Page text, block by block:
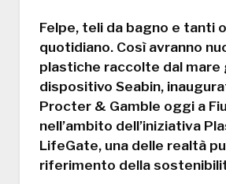
Felpe, teli da bagno e tanti
quotidiano. Così avranno
plastiche raccolte dal mare
dispositivo Seabin,
Procter & Gamble oggi a
nell’ambito dell’iniziativa
LifeGate, una delle realtà
riferimento della